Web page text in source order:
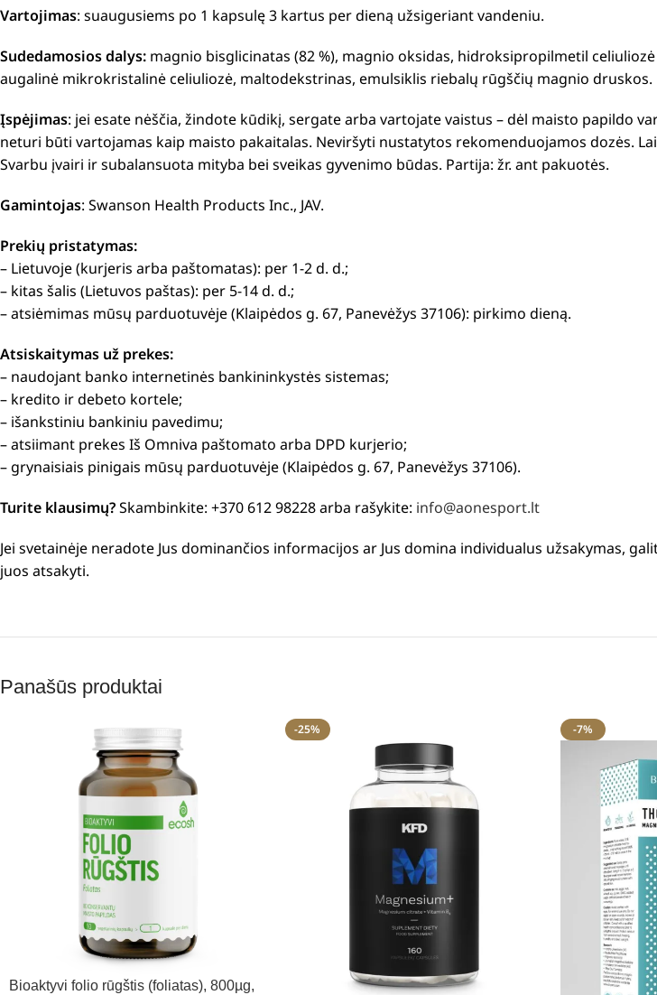
Vartojimas: suaugusiems po 1 kapsulę 3 kartus per dieną užsigeriant vandeniu.
Sudedamosios dalys: magnio bisglicinatas (82 %), magnio oksidas, hidroksipropilmetil
augalinė mikrokristalinė celiuliozė, maltodekstrinas, emulsiklis riebalų rūgščių magnio druskos.
Įspėjimas: jei esate nėščia, žindote kūdikį, sergate arba vartojate vaistus – dėl maisto papildo
neturi būti vartojamas kaip maisto pakaitalas. Neviršyti nustatytos rekomenduojamos dozės.
Svarbu įvairi ir subalansuota mityba bei sveikas gyvenimo būdas. Partija: žr. ant pakuotės.
Gamintojas: Swanson Health Products Inc., JAV.
Prekių pristatymas:
– Lietuvoje (kurjeris arba paštomatas): per 1-2 d. d.;
– kitas šalis (Lietuvos paštas): per 5-14 d. d.;
– atsiėmimas mūsų parduotuvėje (Klaipėdos g. 67, Panevėžys 37106): pirkimo dieną.
Atsiskaitymas už prekes:
– naudojant banko internetinės bankininkystės sistemas;
– kredito ir debeto kortele;
– išankstiniu bankiniu pavedimu;
– atsiimant prekes Iš Omniva paštomato arba DPD kurjerio;
– grynaisiais pinigais mūsų parduotuvėje (Klaipėdos g. 67, Panevėžys 37106).
Turite klausimų?Skambinkite: +370 612 98228 arba rašykite: info@aonesport.lt
Jei svetainėje neradote Jus dominančios informacijos ar Jus domina individualus užsakymas,
juos atsakyti.
Panašūs produktai
Bioaktyvi folio rūgštis (foliatas), 800µg,
-25% -7%